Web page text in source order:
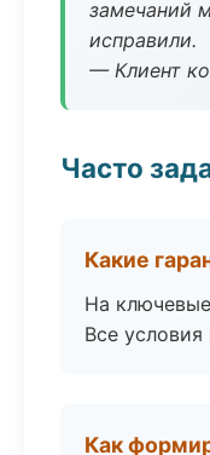
замечаний
исправили.
— Клиент
Часто
Какие
На
Все
Как